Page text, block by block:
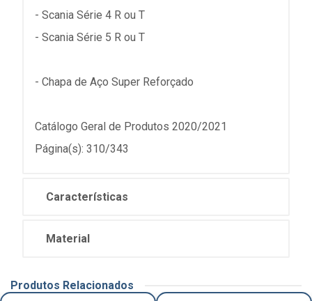
- Scania Série 4 R ou T
- Scania Série 5 R ou T
- Chapa de Aço Super Reforçado
Catálogo Geral de Produtos 2020/2021
Página(s): 310/343
Características
Material
Produtos Relacionados